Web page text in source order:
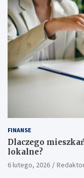
FINANSE
Dlaczego
lokalne?
6 lutego, 2026